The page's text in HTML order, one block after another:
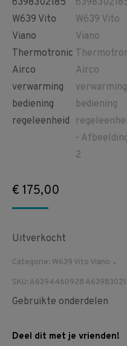
€ 175,00
Uitverkocht
Categorie: W639 Vito Viano
SKU:A6394460928
Gebruikte onderdelen
Deel dit met je vrienden!